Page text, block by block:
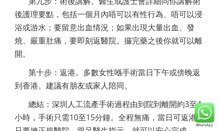
後護理要點，包括一個月內唔可以有性行為、唔可以浸
浴或游水；要留意出血情況；如果出現大量出血、發
燒、嚴重肚痛，要即刻返醫院。攞完藥之後你就可以離
開。
第十步：返港。多數女性喺手術當日下午或傍晚返
到香港。建議有朋友或家人陪同。
總結：深圳人工流產手術過程由到院到離開約3至4
小時，手術只需10至15分鐘。全程無痛，當日可返港。